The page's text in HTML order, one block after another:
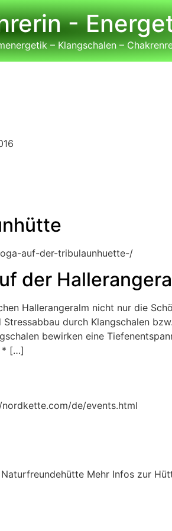
-
– Klangschalen –
auf-der-tribulaunhuette-/
der
Hallerangeralm nicht nur die
durch Klangschalen
bewirken eine
* […]
de/events.html
Mehr Infos zur